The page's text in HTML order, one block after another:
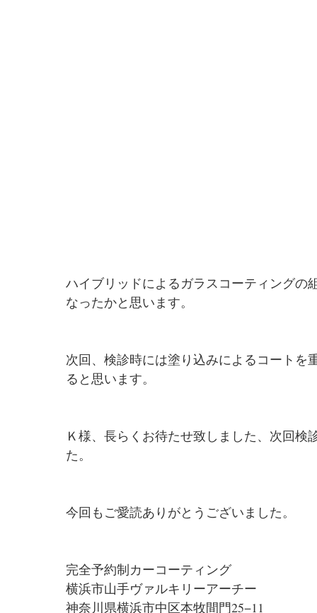
ハイブリッドによるガラスコーティングの
なったかと思います。
次回、検診時には塗り込みによるコートを
ると思います。
Ｋ様、長らくお待たせ致しました、次回
た。
今回もご愛読ありがとうございました。
完全予約制カーコーティング
横浜市山手ヴァルキリーアーチー
神奈川県横浜市中区本牧間門25−11